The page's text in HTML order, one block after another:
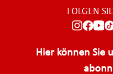
FOLGEN
Hier können Sie